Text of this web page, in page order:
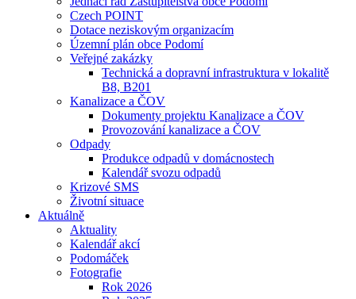
Czech POINT
Dotace neziskovým organizacím
Územní plán obce Podomí
Veřejné zakázky
Technická a dopravní infrastruktura v lokalitě
B8, B201
Kanalizace a ČOV
Dokumenty projektu Kanalizace a ČOV
Provozování kanalizace a ČOV
Odpady
Produkce odpadů v domácnostech
Kalendář svozu odpadů
Krizové SMS
Životní situace
Aktuálně
Aktuality
Kalendář akcí
Podomáček
Fotografie
Rok 2026